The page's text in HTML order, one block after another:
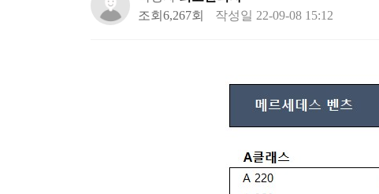
조회6,267회 작성일 22-09-08 15:12